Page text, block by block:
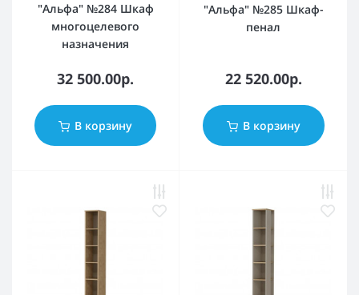
"Альфа" №284 Шкаф
многоцелевого
назначения
32 500.00р.
В корзину
"Альфа" №285 Шкаф-
пенал
22 520.00р.
В корзину